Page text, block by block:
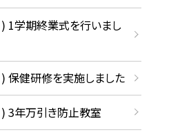
1学期終業式を行いまし
保健研修を実施しました
3年万引き防止教室